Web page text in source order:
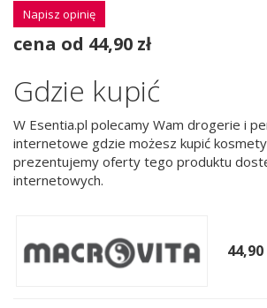
Napisz opinię
cena od 44,90 zł
Gdzie kupić
W Esentia.pl polecamy Wam drogerie i
internetowe gdzie możesz kupić
prezentujemy oferty tego produktu
internetowych.
44,90